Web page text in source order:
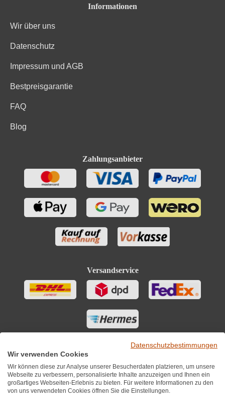
Informationen
Wir über uns
Datenschutz
Impressum und AGB
Bestpreisgarantie
FAQ
Blog
Zahlungsanbieter
Versandservice
Datenschutzbestimmungen
Wir verwenden Cookies
Wir können diese zur Analyse unserer Besucherdaten platzieren, um unsere
Webseite zu verbessern, personalisierte Inhalte anzuzeigen und Ihnen ein
großartiges Webseiten-Erlebnis zu bieten. Für weitere Informationen zu den
von uns verwendeten Cookies öffnen Sie die Einstellungen.